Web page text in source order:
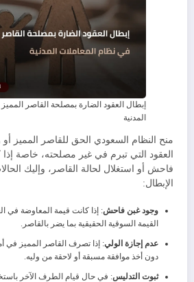
​إبطال العقود الضارة بمصلحة القاصر
المدنية
​منح النظام السعودي الحق للقاصر المميز
العقود التي تبرم في غير مصلحته، خاصة
فاحش أو استغلال لحالة القاصر، وإليك
الإبطال:
​وجود غبن فاحش: إذا كانت قيمة المعاوضة في
القيمة السوقية الحقيقية بما يضر بالقاصر.
​عدم إجازة الولي: إذا تصرف القاصر المميز في
دون أخذ موافقة مسبقة أو لاحقة من وليه.
​ثبوت التدليس: في حال قيام الطرف الآخر